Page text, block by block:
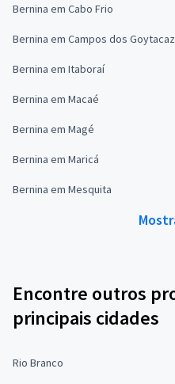
Bernina em Cabo Frio
Bernina em Campos dos
Bernina em Itaboraí
Bernina em Macaé
Bernina em Magé
Bernina em Maricá
Bernina em Mesquita
Encontre outros
principais cidades
Rio Branco